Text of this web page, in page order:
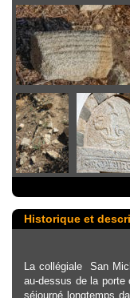
Historique et
La collégiale San
au-dessus de la
séjourné longtemps